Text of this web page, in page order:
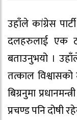
उहाँले कांग्रेस
दलहरुलाई एक
बताउनुभयो ।
तत्काल
बिग्रनुमा
प्रचण्ड पनि दोषी